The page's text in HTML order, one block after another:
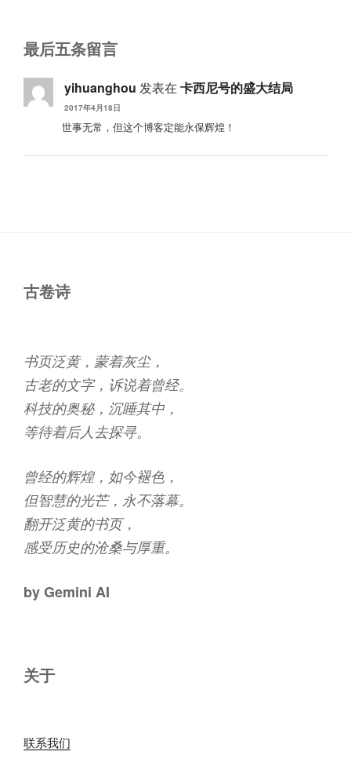
最后五条留言
yihuanghou 发表在 卡西尼号的盛大结局
2017年4月18日
世事无常，但这个博客定能永保辉煌！
古卷诗
书页泛黄，蒙着灰尘，
古老的文字，诉说着曾经。
科技的奥秘，沉睡其中，
等待着后人去探寻。
曾经的辉煌，如今褪色，
但智慧的光芒，永不落幕。
翻开泛黄的书页，
感受历史的沧桑与厚重。
by Gemini AI
关于
联系我们